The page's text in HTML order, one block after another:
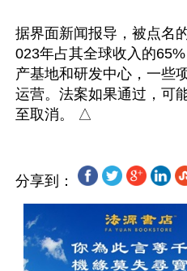
据界面新闻报导，被点名
023年占其全球收入的
产基地和研发中心，一些
运营。法案如果通过，可
分享到：